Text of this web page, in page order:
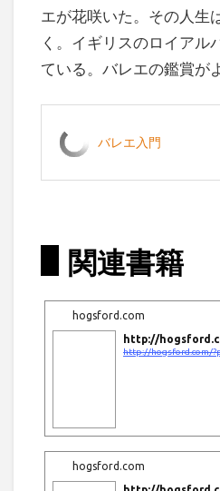
エが花咲いた。その人生
く。イギリスのロイアル
ている。バレエの鑑賞が
バレエ入門
関連書籍
hogsford.com
http://
http://hogsford.com/
hogsford.com